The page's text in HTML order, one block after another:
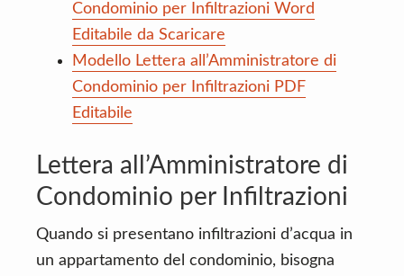
Condominio per Infiltrazioni Word
Editabile da Scaricare
Modello Lettera all’Amministratore di
Condominio per Infiltrazioni PDF
Editabile
Lettera all’Amministratore di
Condominio per Infiltrazioni
Quando si presentano infiltrazioni d’acqua in
un appartamento del condominio, bisogna